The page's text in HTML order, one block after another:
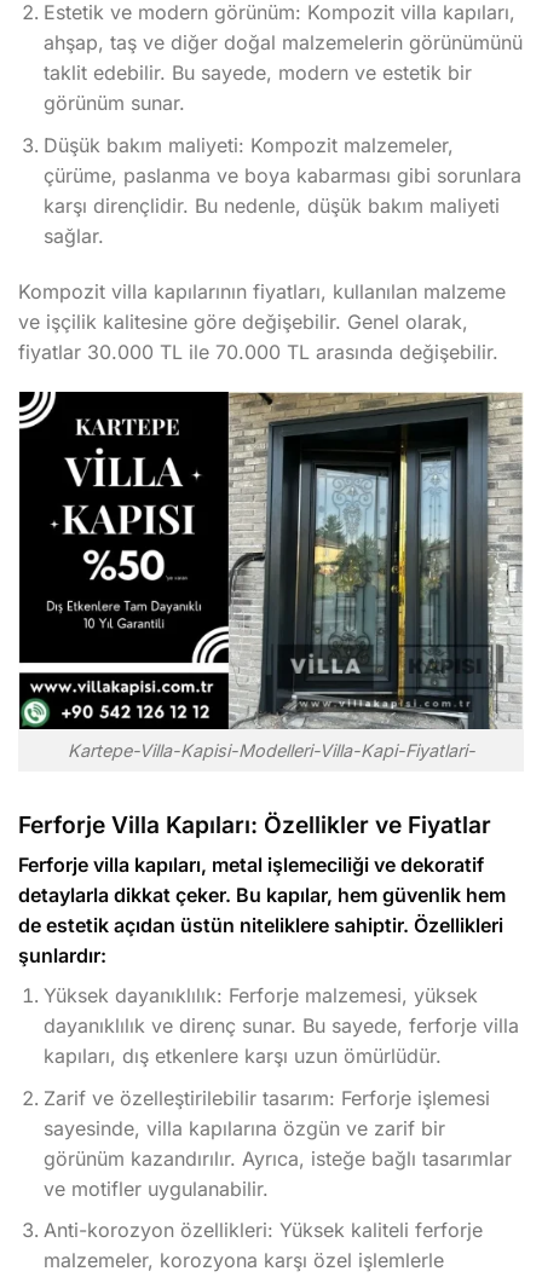
Estetik ve modern görünüm: Kompozit villa kapıları,
ahşap, taş ve diğer doğal malzemelerin görünümünü
taklit edebilir. Bu sayede, modern ve estetik bir
görünüm sunar.
Düşük bakım maliyeti: Kompozit malzemeler,
çürüme, paslanma ve boya kabarması gibi sorunlara
karşı dirençlidir. Bu nedenle, düşük bakım maliyeti
sağlar.
Kompozit villa kapılarının fiyatları, kullanılan malzeme
ve işçilik kalitesine göre değişebilir. Genel olarak,
fiyatlar 30.000 TL ile 70.000 TL arasında değişebilir.
Kartepe-Villa-Kapisi-Modelleri-Villa-Kapi-Fiyatlari-
Ferforje Villa Kapıları: Özellikler ve Fiyatlar
Ferforje villa kapıları, metal işlemeciliği ve dekoratif
detaylarla dikkat çeker. Bu kapılar, hem güvenlik hem
de estetik açıdan üstün niteliklere sahiptir. Özellikleri
şunlardır:
Yüksek dayanıklılık: Ferforje malzemesi, yüksek
dayanıklılık ve direnç sunar. Bu sayede, ferforje villa
kapıları, dış etkenlere karşı uzun ömürlüdür.
Zarif ve özelleştirilebilir tasarım: Ferforje işlemesi
sayesinde, villa kapılarına özgün ve zarif bir
görünüm kazandırılır. Ayrıca, isteğe bağlı tasarımlar
ve motifler uygulanabilir.
Anti-korozyon özellikleri: Yüksek kaliteli ferforje
malzemeler, korozyona karşı özel işlemlerle